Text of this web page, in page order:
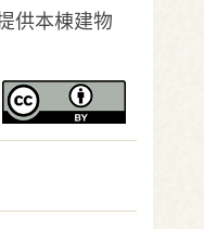
供本棟建物